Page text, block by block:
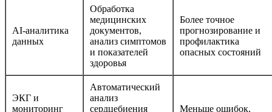
AI-аналитика
данных
Обработка
медицинских
документов,
анализ симптомов
и показателей
здоровья
Более точное
прогнозирование и
профилактика
опасных состояний
ЭКГ и
мониторинг
Автоматический
анализ
сердцебиения
Меньше ошибок,